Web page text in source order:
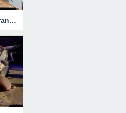
Hakkari’ye Atanan Başsavcı Turan Görevine Başladı